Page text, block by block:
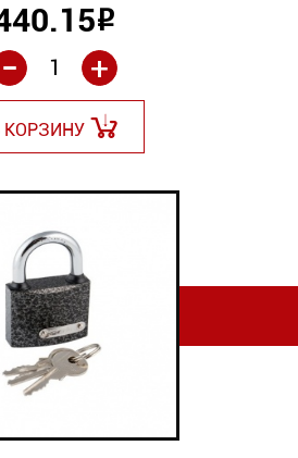
Р
+
-
КОРЗИНУ